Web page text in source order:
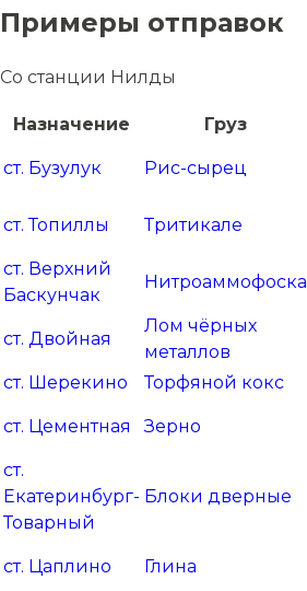
Примеры отправок
Со станции Нилды
Назначение Груз
ст. Бузулук Рис-сырец
ст. Топиллы Тритикале
ст. Верхний
Баскунчак
Нитроаммофоска
ст. Двойная
Лом чёрных
металлов
ст. Шерекино Торфяной кокс
ст. Цементная Зерно
ст.
Екатеринбург-
Товарный
Блоки дверные
ст. Цаплино Глина